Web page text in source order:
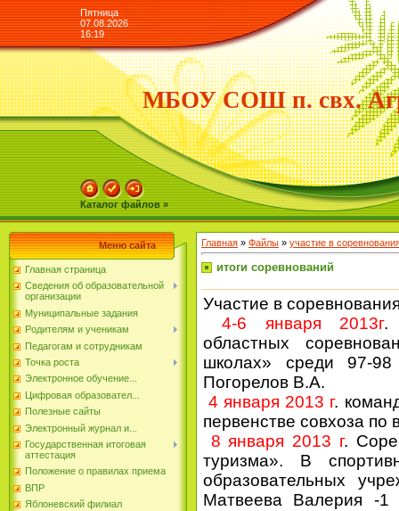
Пятница
07.08.2026
16:19
МБОУ СОШ п. свх.
Каталог файлов »
Меню сайта
Главная страница
Сведения об образовательной
организации
Муниципальные задания
Родителям и ученикам
Педагогам и сотрудникам
Точка роста
Электронное обучение...
Цифровая образовател...
Полезные сайты
Электронный журнал и...
Государственная итоговая
аттестация
Положение о правилах приема
ВПР
Яблоневский филиал
Главная » Файлы » участие в
итоги соревнований
Участие в
4-6 января 2013г.
областных
школах» среди 97-
Погорелов В.А.
4 января 2013 г.
первенстве совхоза по
8 января 2013 г.
туризма». В
образовательных
Матвеева Валерия -